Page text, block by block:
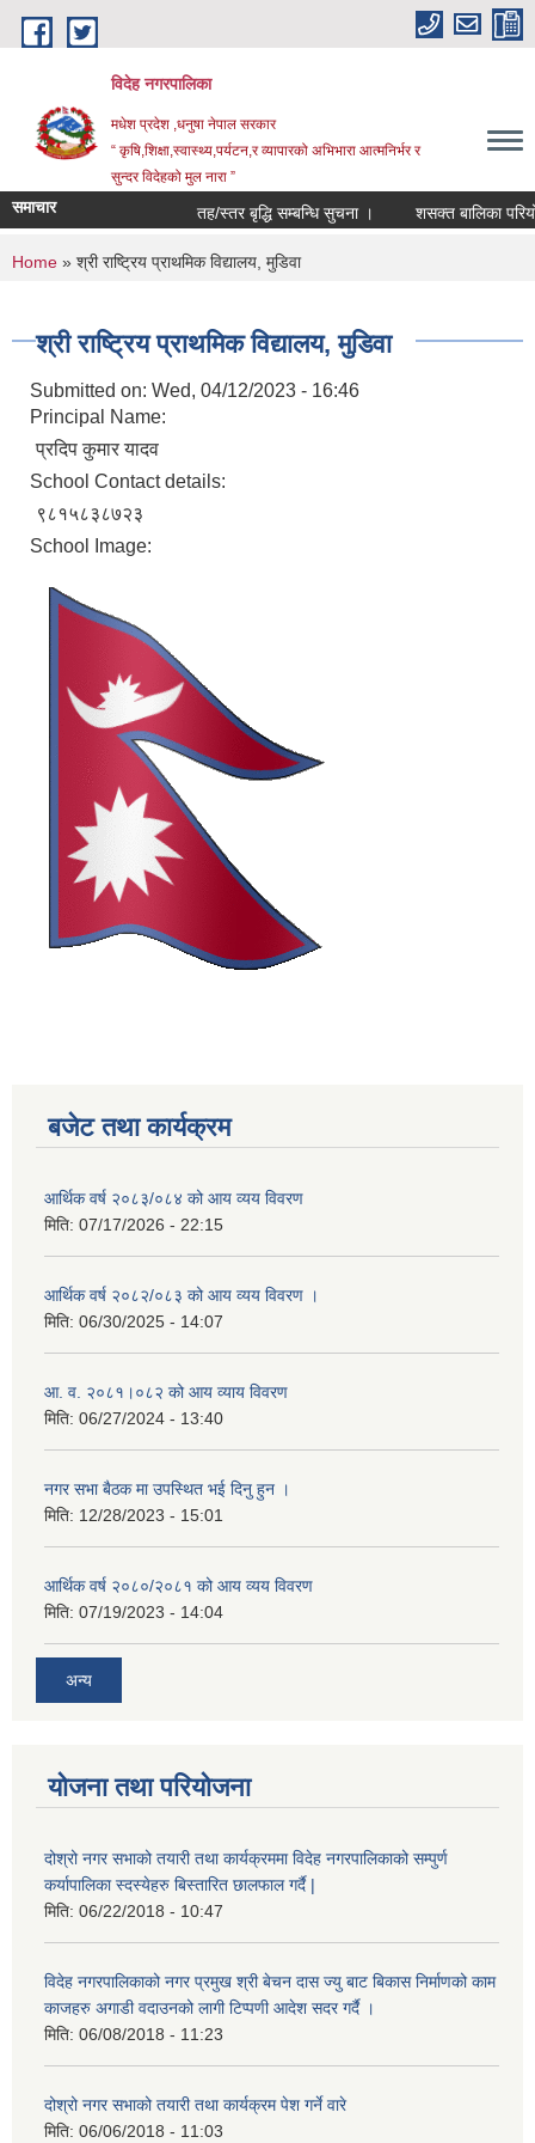
Skip to main content
विदेह नगरपालिका
मधेश प्रदेश ,धनुषा नेपाल सरकार
“ कृषि,शिक्षा,स्वास्थ्य,पर्यटन,र व्यापारको अभिभारा आत्मनिर्भर र
सुन्दर विदेहको मुल नारा ”
समाचार तह/स्तर बृद्धि सम्बन्धि सुचना । शसक्त बालिका
You are here
Home » श्री राष्ट्रिय प्राथमिक विद्यालय, मुडिवा
श्री राष्ट्रिय प्राथमिक विद्यालय, मुडिवा
Submitted on: Wed, 04/12/2023 - 16:46
Principal Name:
प्रदिप कुमार यादव
School Contact details:
९८१५८३८७२३
School Image:
बजेट तथा कार्यक्रम
आर्थिक वर्ष २०८३/०८४ को आय व्यय विवरण
मिति: 07/17/2026 - 22:15
आर्थिक वर्ष २०८२/०८३ को आय व्यय विवरण ।
मिति: 06/30/2025 - 14:07
आ. व. २०८१।०८२ को आय व्याय विवरण
मिति: 06/27/2024 - 13:40
नगर सभा बैठक मा उपस्थित भई दिनु हुन ।
मिति: 12/28/2023 - 15:01
आर्थिक वर्ष २०८०/२०८१ को आय व्यय विवरण
मिति: 07/19/2023 - 14:04
अन्य
योजना तथा परियोजना
दोश्रो नगर सभाको तयारी तथा कार्यक्रममा विदेह नगरपालिकाको सम्पुर्ण
कर्यापालिका स्दस्येहरु बिस्तारित छालफाल गर्दै |
मिति: 06/22/2018 - 10:47
विदेह नगरपालिकाको नगर प्रमुख श्री बेचन दास ज्यु बाट बिकास निर्माणको काम
काजहरु अगाडी वदाउनको लागी टिप्पणी आदेश सदर गर्दै ।
मिति: 06/08/2018 - 11:23
दोश्रो नगर सभाको तयारी तथा कार्यक्रम पेश गर्ने वारे
मिति: 06/06/2018 - 11:03